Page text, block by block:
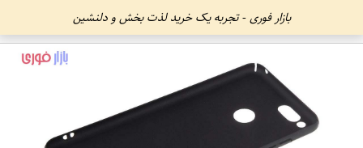
بازار فوری - تجربه یک خرید لذت بخش و دلنشین